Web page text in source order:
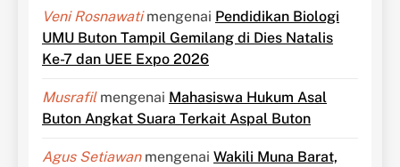
Veni Rosnawatimengenai Pendidikan Biologi
UMU Buton Tampil Gemilang di Dies Natalis
Ke-7 dan UEE Expo 2026
Musrafilmengenai Mahasiswa Hukum Asal
Buton Angkat Suara Terkait Aspal Buton
Agus Setiawanmengenai Wakili Muna Barat,